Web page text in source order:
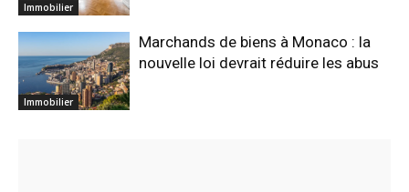
Immobilier
Immobilier
Marchands de biens à Monaco : la
nouvelle loi devrait réduire les abus